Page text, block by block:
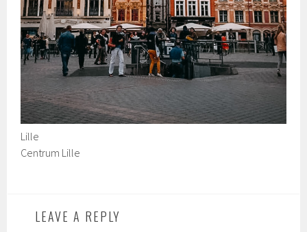
Lille
Centrum Lille
LEAVE A REPLY